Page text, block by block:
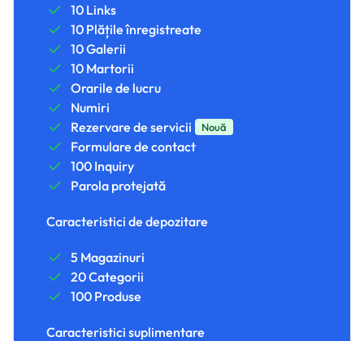
10 Links
10 Plățile înregistreate
10 Galerii
10 Martorii
Orarile de lucru
Numiri
Rezervare de servicii
Nouă
Formulare de contact
100 Inquiry
Parola protejată
Caracteristici de depozitare
5 Magazinuri
20 Categorii
100 Produse
Caracteristici suplimentare